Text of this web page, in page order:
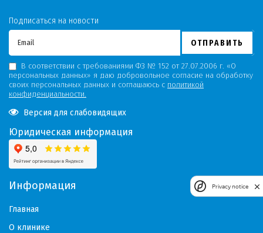
Подписаться на новости
ОТПРАВИТЬ
В соответствии с требованиями ФЗ № 152 от 27.07.2006 г. «О
персональных данных» я даю добровольное согласие на обработку
своих персональных данных и соглашаюсь с политикой
конфиденциальности.
Версия для слабовидящих
Юридическая информация
Информация
Главная
О клинике
Privacy notice